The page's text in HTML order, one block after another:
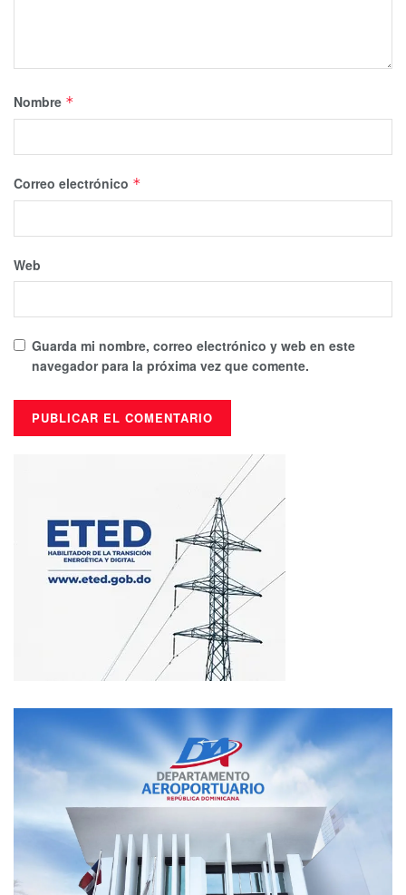
Nombre *
Correo electrónico *
Web
Guarda mi nombre, correo electrónico y web en este
navegador para la próxima vez que comente.